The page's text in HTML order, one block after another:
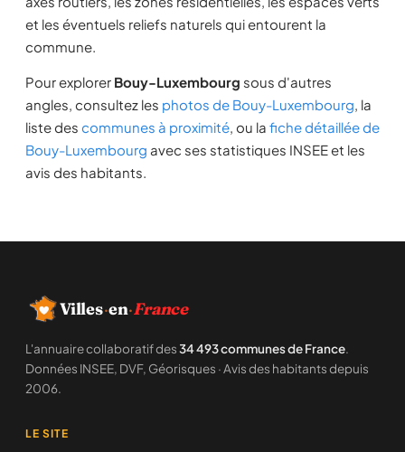
et les éventuels reliefs naturels qui entourent la
commune.
Pour explorer Bouy-Luxembourg sous d'autres
angles, consultez les photos de Bouy-Luxembourg, la
liste des communes à proximité, ou la fiche détaillée de
Bouy-Luxembourg avec ses statistiques INSEE et les
avis des habitants.
Villes·en·France
L'annuaire collaboratif des34 493 communes de France.
Données INSEE, DVF, Géorisques · Avis des habitants depuis
2006.
LE SITE